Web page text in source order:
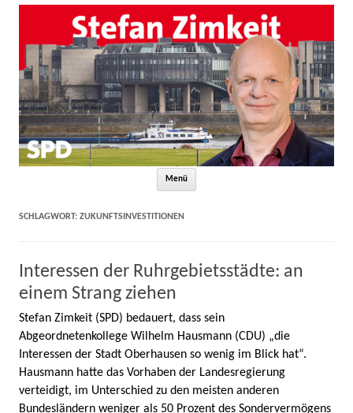
Menü
SCHLAGWORT: ZUKUNFTSINVESTITIONEN
Interessen der Ruhrgebietsstädte: an
einem Strang ziehen
Stefan Zimkeit (SPD) bedauert, dass sein
Abgeordnetenkollege Wilhelm Hausmann (CDU) „die
Interessen der Stadt Oberhausen so wenig im Blick hat“.
Hausmann hatte das Vorhaben der Landesregierung
verteidigt, im Unterschied zu den meisten anderen
Bundesländern weniger als 50 Prozent des Sondervermögens